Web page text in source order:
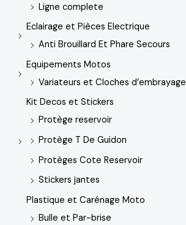
Ligne complete
Eclairage et Pièces Electrique
Anti Brouillard Et Phare Secours
Equipements Motos
Variateurs et Cloches d’embrayage
Kit Decos et Stickers
Protège reservoir
Protège T De Guidon
Protèges Cote Reservoir
Stickers jantes
Plastique et Carénage Moto
Bulle et Par-brise